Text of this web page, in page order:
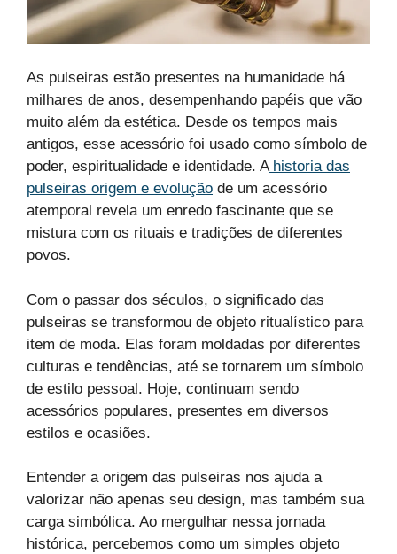
As pulseiras estão presentes na humanidade há
milhares de anos, desempenhando papéis que vão
muito além da estética. Desde os tempos mais
antigos, esse acessório foi usado como símbolo de
poder, espiritualidade e identidade. Ahistoria das
pulseiras origem e evolução de um acessório
atemporal revela um enredo fascinante que se
mistura com os rituais e tradições de diferentes
povos.
Com o passar dos séculos, o significado das
pulseiras se transformou de objeto ritualístico para
item de moda. Elas foram moldadas por diferentes
culturas e tendências, até se tornarem um símbolo
de estilo pessoal. Hoje, continuam sendo
acessórios populares, presentes em diversos
estilos e ocasiões.
Entender a origem das pulseiras nos ajuda a
valorizar não apenas seu design, mas também sua
carga simbólica. Ao mergulhar nessa jornada
histórica, percebemos como um simples objeto